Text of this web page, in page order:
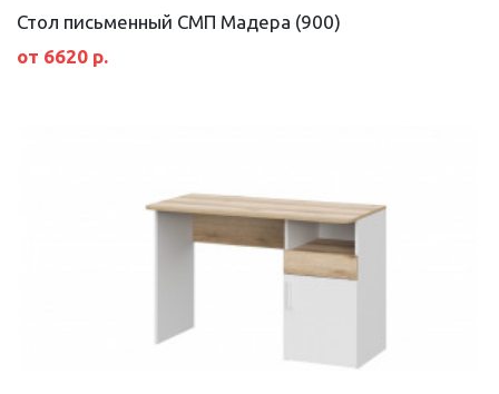
Стол письменный СМП Мадера (900)
от 6620 р.